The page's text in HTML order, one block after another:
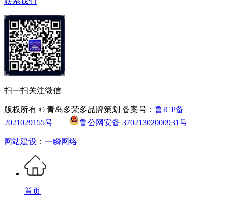
扫一扫关注微信
版权所有 © 青岛多荣多品牌策划 备案号： 鲁ICP备
2021029155号
鲁公网安备 37021302000931号
网站建设 ： 一瞬网络
首页